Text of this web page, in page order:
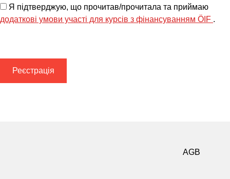
Я підтверджую, що прочитав/прочитала та приймаю
додаткові умови участі для курсів з фінансуванням ÖIF .
AGB